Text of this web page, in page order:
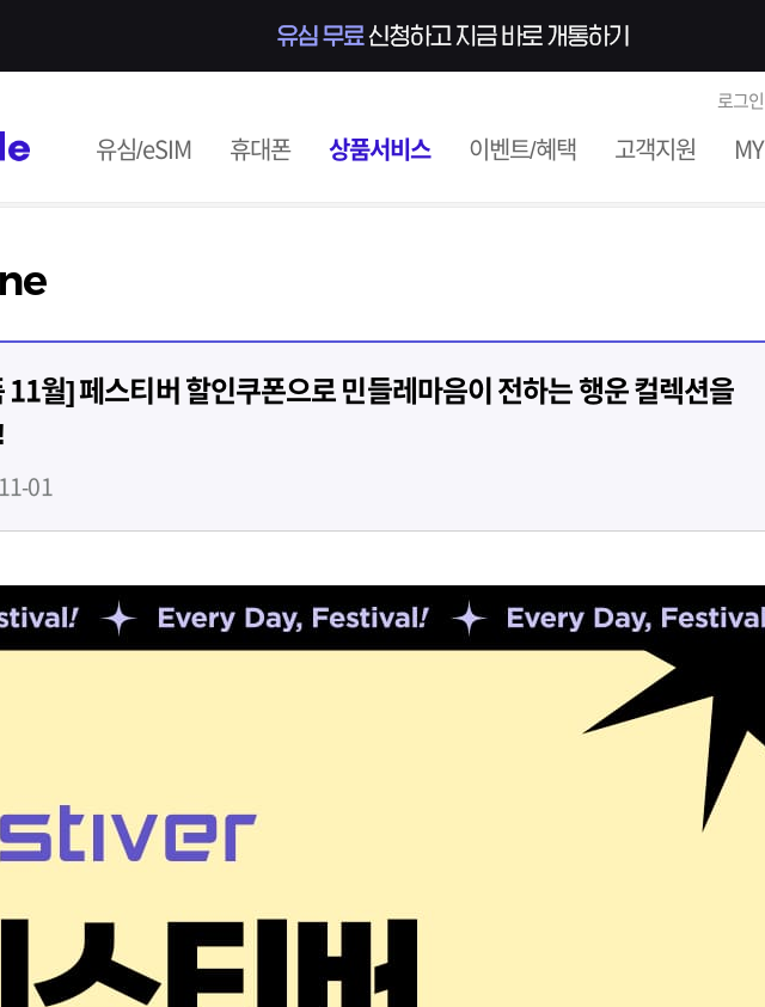
SK 7mobile
로그인
주메뉴
유심/eSIM 휴대폰 상품서비스 이벤트/혜택 고객지원 MY
11월] 페스티버 할인쿠폰으로 민들레마음이 전하는 행운 컬렉션을
01